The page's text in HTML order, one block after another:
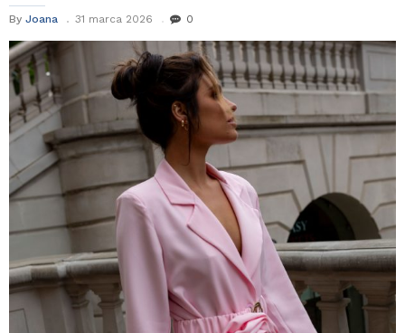
By Joana 31 marca 2026 0